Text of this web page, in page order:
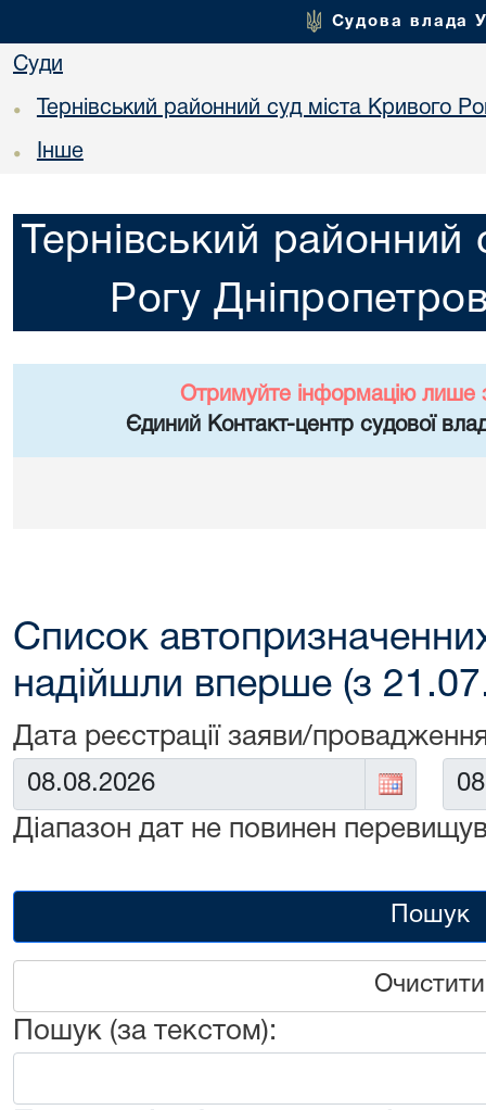
Судова влада
Суди
• Тернівський районний суд міста Кривого
• Інше
Тернівський районний
Рогу
Отримуйте інформацію лише
Єдиний Контакт-центр судової
Список
надійшли вперше (з
Дата реєстрації заяви/
Від: До:
Діапазон дат не повинен
Пошук
Очистити
Пошук (за текстом):